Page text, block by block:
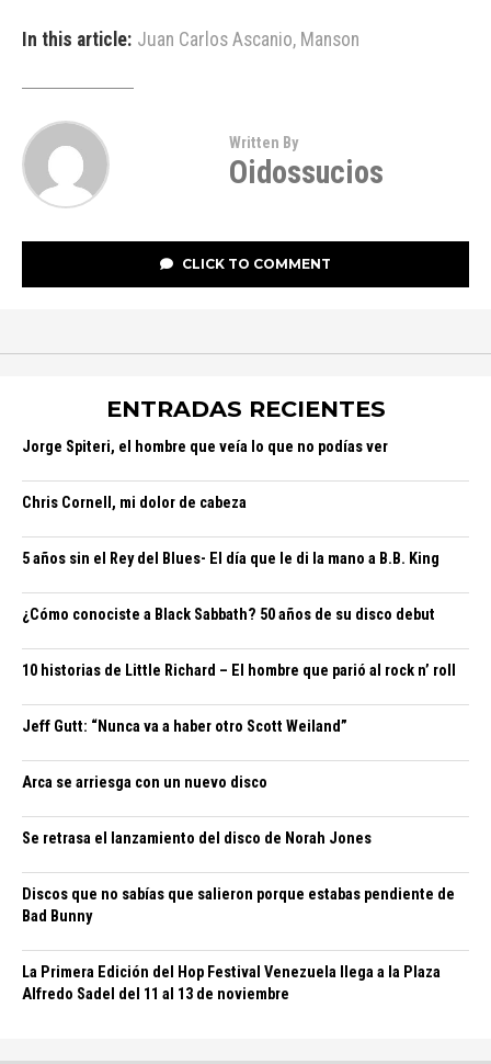
In this article: Juan Carlos Ascanio, Manson
Written By
Oidossucios
CLICK TO COMMENT
ENTRADAS RECIENTES
Jorge Spiteri, el hombre que veía lo que no podías ver
Chris Cornell, mi dolor de cabeza
5 años sin el Rey del Blues- El día que le di la mano a B.B. King
¿Cómo conociste a Black Sabbath? 50 años de su disco debut
10 historias de Little Richard – El hombre que parió al rock n’ roll
Jeff Gutt: “Nunca va a haber otro Scott Weiland”
Arca se arriesga con un nuevo disco
Se retrasa el lanzamiento del disco de Norah Jones
Discos que no sabías que salieron porque estabas pendiente de
Bad Bunny
La Primera Edición del Hop Festival Venezuela llega a la Plaza
Alfredo Sadel del 11 al 13 de noviembre